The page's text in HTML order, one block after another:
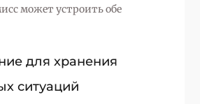
может устроить обе
для хранения
ситуаций